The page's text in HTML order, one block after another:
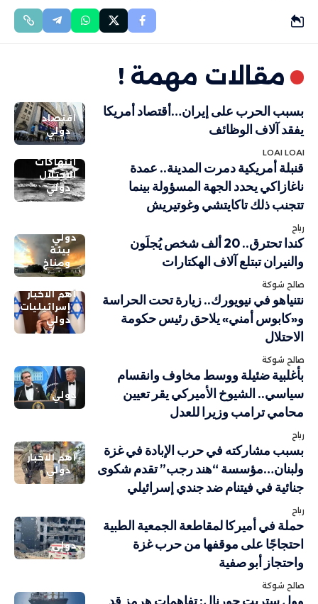
مقالات مهمة !
اقتصاد
دولي
بسبب الحرب على إيران…أقتصاد أمريكا
يفقد آلاف الوظائف
LOAI LOAI
انتهاكات
الاحتلال
دولي
قنبلة أمريكية دمرت المدينة.. عمدة
ناغازاكي يحدد الجهة المسؤولة بينما
تتجنب ذلك تاكايتشي وغوتيريش
رباح
دولي
بيئة
ومناخ
كندا تحترق.. 20 ألف شخص يُجلَون
والنيران تبتلع آلاف الهكتارات
صالح شوكة
أهم الاخبار
إسرائيليات
دولي
نتنياهو في نيويورك.. زيارة تحت الحراسة
و«كابوس أمني» يلاحق رئيس حكومة
الاحتلال
صالح شوكة
دولي
بأغلبية ضئيلة ووسط مخاوف وانقسام
سياسي.. الشيوخ الأميركي يقر تعيين
محامي ترامب وزيرا للعدل
رباح
أهم الاخبار
دولي
بسبب مشاركته في حرب الإبادة في غزة
ولبنان…مؤسسة “هند رجب” تقدم شكوى
جنائية في فيتنام ضد جندي إسرائيلي
رباح
دولي
حملة في أميركا لمقاطعة الجمعية الطبية
احتجاجًا على موقفها من حرب غزة
واحتجاز أبو صفية
صالح شوكة
وول ستريت جورنال: تفاهمات هرمز قد